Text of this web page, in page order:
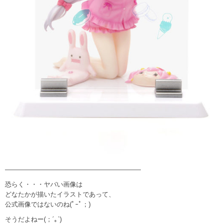
—————————————————————
恐らく・・・ヤバい画像は
どなたかが描いたイラストであって、
公式画像ではないのね(ﾟｰﾟ；)
そうだよねー(；´｡`)